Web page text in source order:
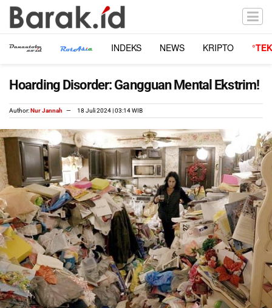
INDEKS NEWS KRIPTO
Hoarding Disorder: Gangguan Mental Ekstrim!
Author:Nur Jannah 18 Juli 2024 | 03:14 WIB